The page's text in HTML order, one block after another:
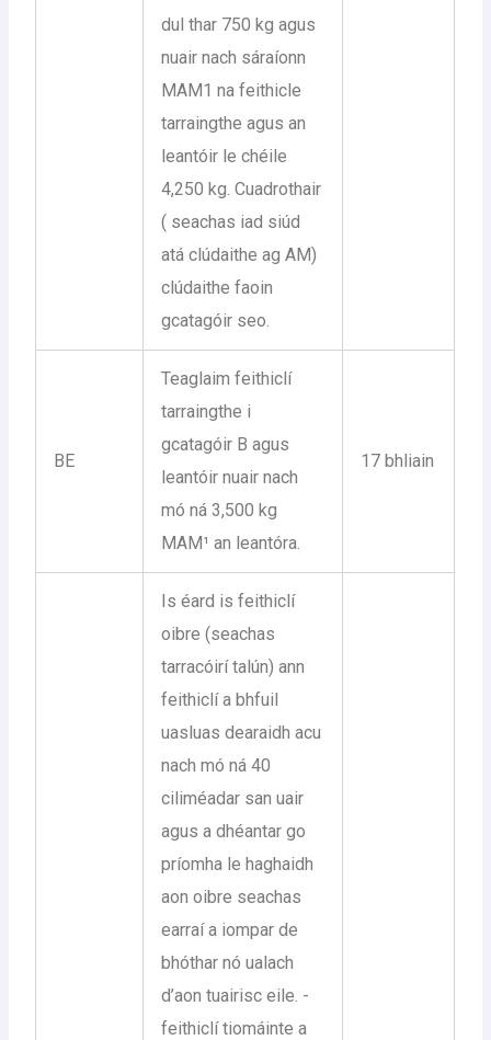
dul thar 750 kg agus
nuair nach sáraíonn
MAM1 na feithicle
tarraingthe agus an
leantóir le chéile
4,250 kg. Cuadrothair
( seachas iad siúd
atá clúdaithe ag AM)
clúdaithe faoin
gcatagóir seo.
BE
Teaglaim feithiclí
tarraingthe i
gcatagóir B agus
leantóir nuair nach
mó ná 3,500 kg
MAM¹ an leantóra.
17 bhliain
Is éard is feithiclí
oibre (seachas
tarracóirí talún) ann
feithiclí a bhfuil
uasluas dearaidh acu
nach mó ná 40
ciliméadar san uair
agus a dhéantar go
príomha le haghaidh
aon oibre seachas
earraí a iompar de
bhóthar nó ualach
d’aon tuairisc eile. -
feithiclí tiomáinte a